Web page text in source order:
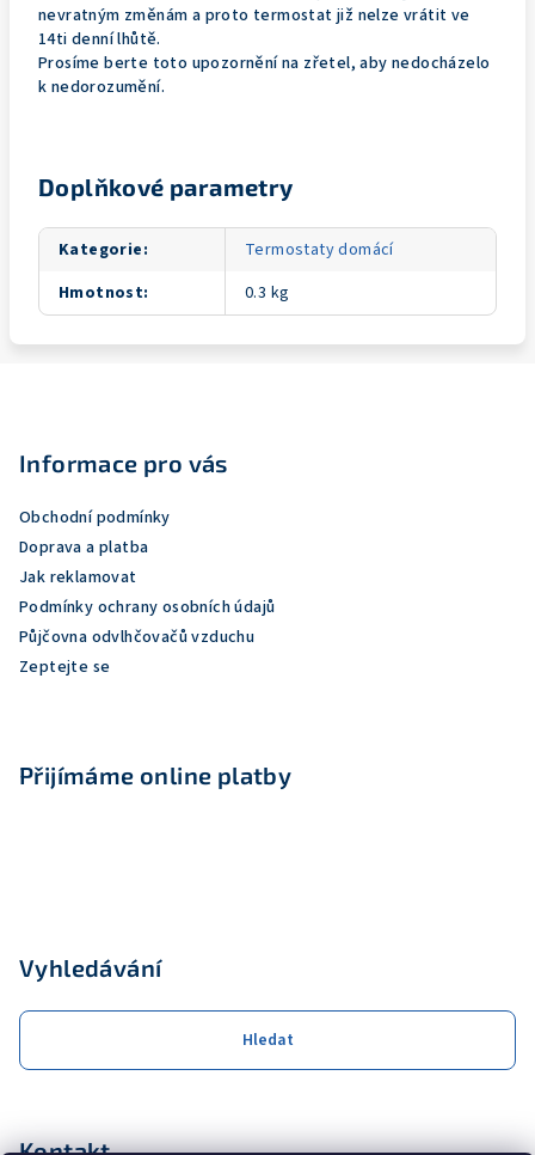
nevratným změnám a proto termostat již nelze vrátit ve
14ti denní lhůtě.
Prosíme berte toto upozornění na zřetel, aby nedocházelo
k nedorozumění.
Doplňkové parametry
Kategorie:
Termostaty domácí
Hmotnost: 0.3 kg
Informace pro vás
Obchodní podmínky
Doprava a platba
Jak reklamovat
Podmínky ochrany osobních údajů
Půjčovna odvlhčovačů vzduchu
Zeptejte se
Přijímáme online platby
Vyhledávání
Hledat